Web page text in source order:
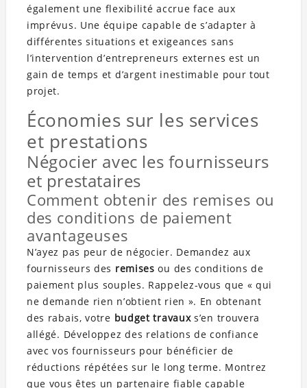
également une flexibilité accrue face aux
imprévus. Une équipe capable de s’adapter à
différentes situations et exigeances sans
l’intervention d’entrepreneurs externes est un
gain de temps et d’argent inestimable pour tout
projet.
Économies sur les services
et prestations
Négocier avec les fournisseurs
et prestataires
Comment obtenir des remises ou
des conditions de paiement
avantageuses
N’ayez pas peur de négocier. Demandez aux
fournisseurs des remises ou des conditions de
paiement plus souples. Rappelez-vous que « qui
ne demande rien n’obtient rien ». En obtenant
des rabais, votre budget travauxs’en trouvera
allégé. Développez des relations de confiance
avec vos fournisseurs pour bénéficier de
réductions répétées sur le long terme. Montrez
que vous êtes un partenaire fiable capable